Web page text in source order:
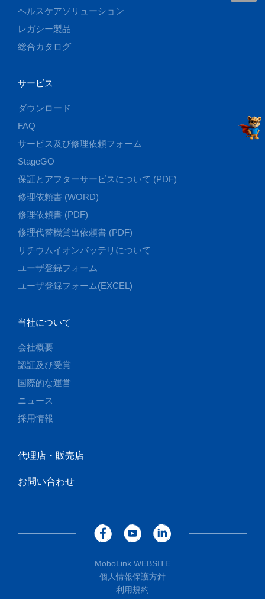
ヘルスケアソリューション
レガシー製品
総合カタログ
サービス
ダウンロード
FAQ
サービス及び修理依頼フォーム
StageGO
保証とアフターサービスについて (PDF)
修理依頼書 (WORD)
修理依頼書 (PDF)
修理代替機貸出依頼書 (PDF)
リチウムイオンバッテリについて
ユーザ登録フォーム
ユーザ登録フォーム(EXCEL)
当社について
会社概要
認証及び受賞
国際的な運営
ニュース
採用情報
代理店・販売店
お問い合わせ
MoboLink WEBSITE
個人情報保護方針
利用規約